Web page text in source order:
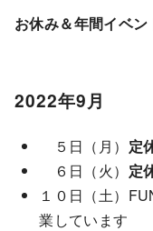
お休み＆年間イベ
2022年9月
５日（月） 定
６日（火） 定
１０日（土）
業しています